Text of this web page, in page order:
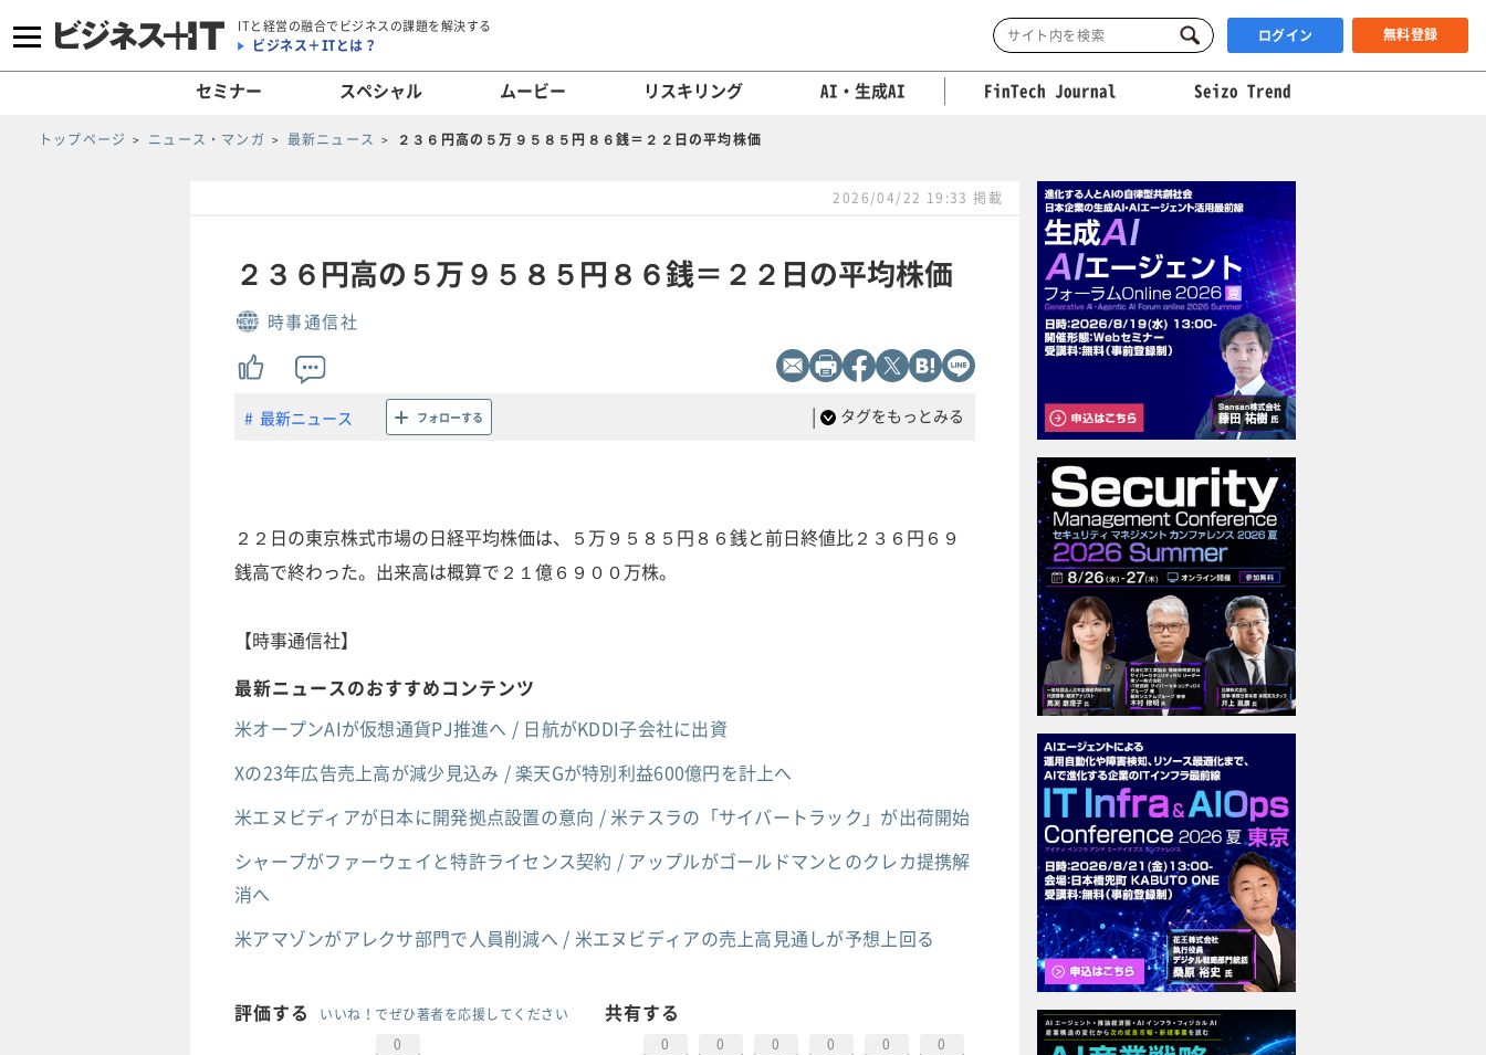
ITと経営の融合でビジネスの課題を解決する
ビジネス＋ITとは？ ログイン 無料登録
セミナー スペシャル ムービー リスキリング AI・生成AI FinTech Journal Seizo Trend
トップページ ニュース・マンガ 最新ニュース ２３６円高の５万９５８５円８６銭＝２２日の平均株価
2026/04/22 19:33 掲載
２３６円高の５万９５８５円８６銭＝２２日の平均株価
時事通信社
最新ニュース フォローする | タグをもっとみる
２２日の東京株式市場の日経平均株価は、５万９５８５円８６銭と前日終値比２３６円６９
銭高で終わった。出来高は概算で２１億６９００万株。
【時事通信社】
最新ニュースのおすすめコンテンツ
米オープンAIが仮想通貨PJ推進へ / 日航がKDDI子会社に出資
Xの23年広告売上高が減少見込み / 楽天Gが特別利益600億円を計上へ
米エヌビディアが日本に開発拠点設置の意向 / 米テスラの「サイバートラック」が出荷開始
シャープがファーウェイと特許ライセンス契約 / アップルがゴールドマンとのクレカ提携解
消へ
米アマゾンがアレクサ部門で人員削減へ / 米エヌビディアの売上高見通しが予想上回る
評価する
いいね！でぜひ著者を応援してください
0
共有する
0 0 0 0 0 0